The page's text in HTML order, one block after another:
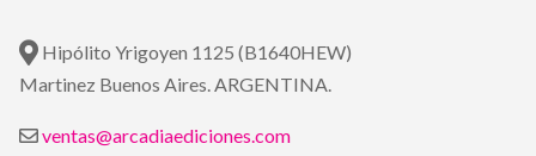
Hipólito Yrigoyen 1125 (B1640HEW)
Martinez Buenos Aires. ARGENTINA.
ventas@arcadiaediciones.com